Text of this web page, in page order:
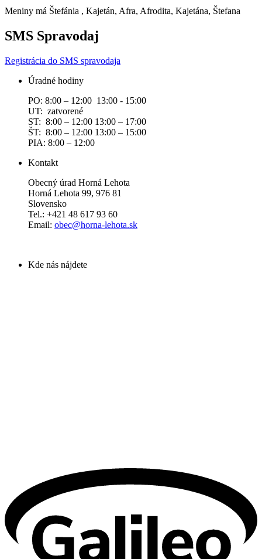
Meniny má Štefánia , Kajetán, Afra, Afrodita, Kajetána, Štefana
SMS Spravodaj
Registrácia do SMS spravodaja
Úradné hodiny
PO: 8:00 – 12:00 13:00 - 15:00
UT: zatvorené
ST: 8:00 – 12:00 13:00 – 17:00
ŠT: 8:00 – 12:00 13:00 – 15:00
PIA: 8:00 – 12:00
Kontakt
Obecný úrad Horná Lehota
Horná Lehota 99, 976 81
Slovensko
Tel.: +421 48 617 93 60
Email: obec@horna-lehota.sk
Kde nás nájdete